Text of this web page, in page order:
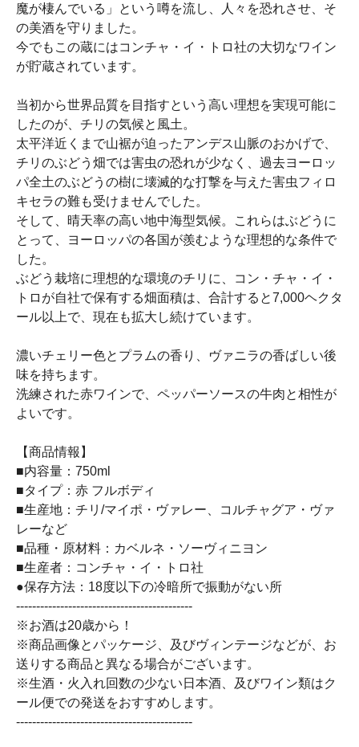
魔が棲んでいる」という噂を流し、人々を恐れさせ、そ
の美酒を守りました。
今でもこの蔵にはコンチャ・イ・トロ社の大切なワイン
が貯蔵されています。
当初から世界品質を目指すという高い理想を実現可能に
したのが、チリの気候と風土。
太平洋近くまで山裾が迫ったアンデス山脈のおかげで、
チリのぶどう畑では害虫の恐れが少なく、過去ヨーロッ
パ全土のぶどうの樹に壊滅的な打撃を与えた害虫フィロ
キセラの難も受けませんでした。
そして、晴天率の高い地中海型気候。これらはぶどうに
とって、ヨーロッパの各国が羨むような理想的な条件で
した。
ぶどう栽培に理想的な環境のチリに、コン・チャ・イ・
トロが自社で保有する畑面積は、合計すると7,000ヘクタ
ール以上で、現在も拡大し続けています。
濃いチェリー色とプラムの香り、ヴァニラの香ばしい後
味を持ちます。
洗練された赤ワインで、ペッパーソースの牛肉と相性が
よいです。
【商品情報】
■内容量：750ml
■タイプ：赤 フルボディ
■生産地：チリ/マイポ・ヴァレー、コルチャグア・ヴァ
レーなど
■品種・原材料：カベルネ・ソーヴィニヨン
■生産者：コンチャ・イ・トロ社
●保存方法：18度以下の冷暗所で振動がない所
--------------------------------------------
※お酒は20歳から！
※商品画像とパッケージ、及びヴィンテージなどが、お
送りする商品と異なる場合がございます。
※生酒・火入れ回数の少ない日本酒、及びワイン類はク
ール便での発送をおすすめします。
--------------------------------------------